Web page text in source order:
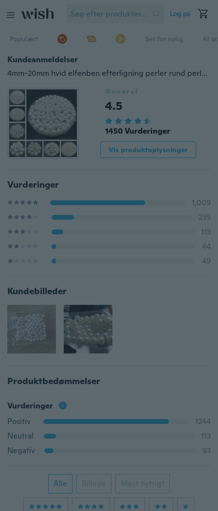
Log på
Populært Set for nylig At
Kundeanmeldelser
4mm-20mm hvid elfenben efterligning perler rund perle spacer løse perler DIY smykker Making halskæde armbånd øreringe tilbehør
Generel
4.5
1450 Vurderinger
Vis produktoplysninger
Vurderinger
1,009
235
113
44
49
Kundebilleder
Produktbedømmelser
Vurderinger
Positiv
1244
Neutral
113
Negativ
93
Alle Billede Mest nyttigt